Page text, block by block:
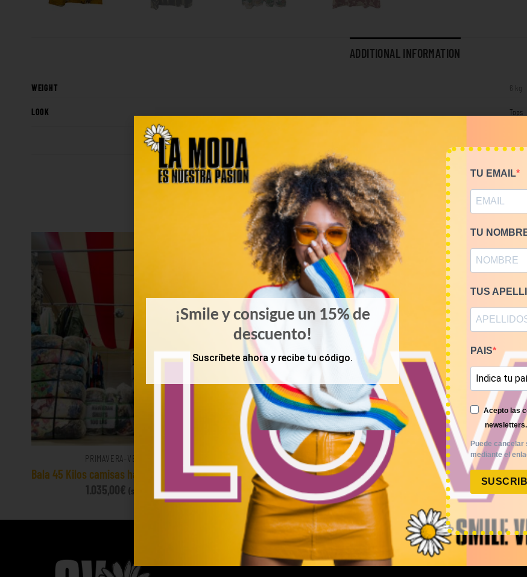
ADDITIONAL INFORMATION
WEIGHT 6 kg
LOOK Tops
RELATED PRODUCTS
PRIMAVERA-VERANO
Bala 45 Kilos camisas hawaianas 23€/kg
1.035,00€ (sin IVA)
Mix de camisas franela 12€/kg
60,00€–240,00€ (sin IVA)
PRIMAVERA-
Mix blusas
45,00
¡Smile y consigue un 15% de
descuento!
Suscríbete ahora y recibe tu código.
TU EMAIL
TU
TUS
PAIS
Acepto las
newsletters.
Puede cancelar
mediante el